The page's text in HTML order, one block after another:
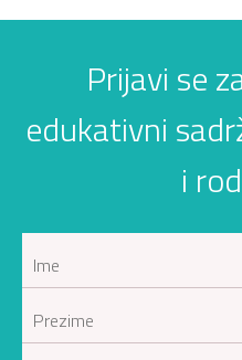
Prijavi se
edukativni
i